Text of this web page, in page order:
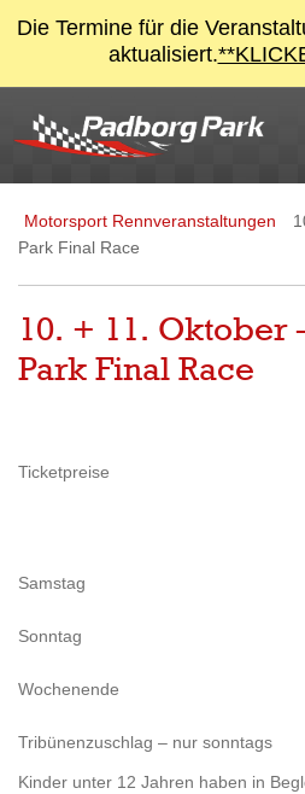
Die Termine für die
aktualisiert.
Motorsport Rennveranstaltungen
Park Final Race
10. + 11. Oktober
Park Final Race
Ticketpreise
Samstag
Sonntag
Wochenende
Tribünenzuschlag – nur sonntags
Kinder unter 12 Jahren haben in